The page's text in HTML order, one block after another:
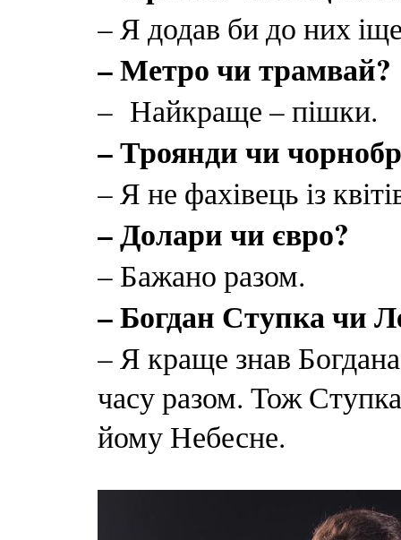
– Я додав би до них
– Метро чи трамвай?
– Найкраще – пішки.
– Троянди чи
– Я не фахівець із
– Долари чи євро?
– Бажано разом.
– Богдан Ступка чи
– Я краще знав
часу разом. Тож
йому Небесне.